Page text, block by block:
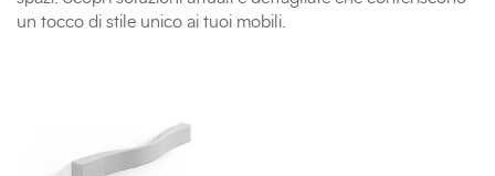
un tocco di stile unico ai tuoi mobili.